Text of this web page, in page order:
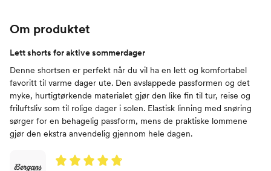
Om produktet
Lett shorts for aktive sommerdager
Denne shortsen er perfekt når du vil ha en lett og komfortabel
favoritt til varme dager ute. Den avslappede passformen og det
myke, hurtigtørkende materialet gjør den like fin til tur, reise og
friluftsliv som til rolige dager i solen. Elastisk linning med snøring
sørger for en behagelig passform, mens de praktiske lommene
gjør den ekstra anvendelig gjennom hele dagen.